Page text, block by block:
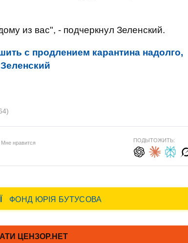
из вас", - подчеркнул Зеленский.
с продлением карантина надолго,
Мне нравится ПОДЫТОЖИТЬ: